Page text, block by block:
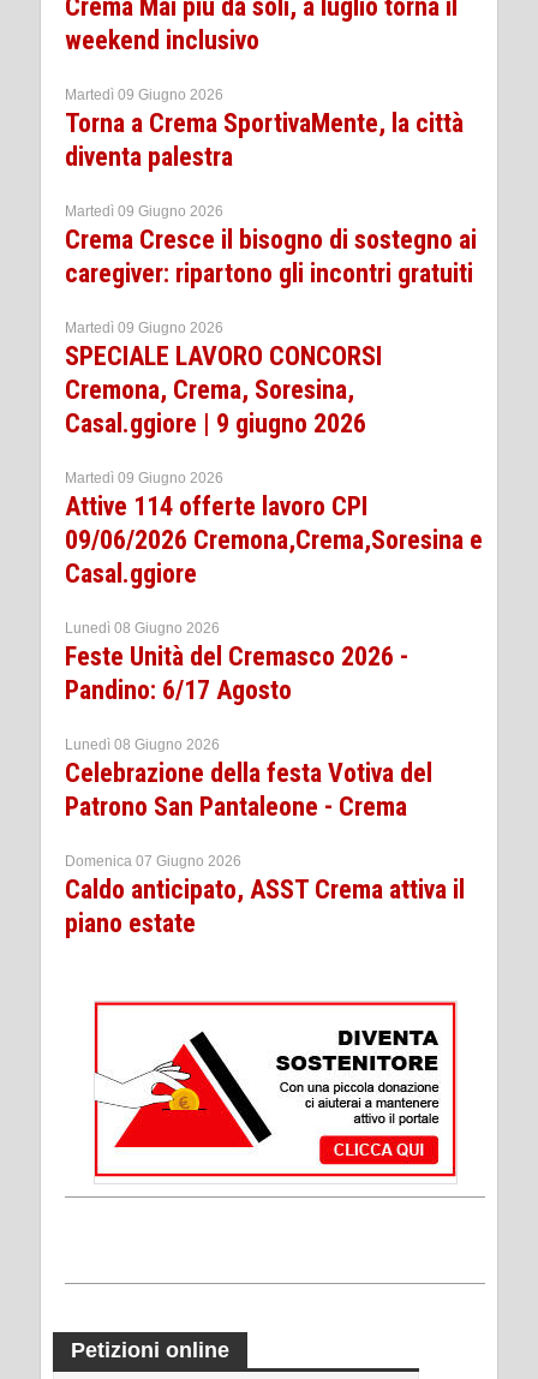
Crema Mai più da soli, a luglio torna il
weekend inclusivo
Martedì 09 Giugno 2026
Torna a Crema SportivaMente, la città
diventa palestra
Martedì 09 Giugno 2026
Crema Cresce il bisogno di sostegno ai
caregiver: ripartono gli incontri gratuiti
Martedì 09 Giugno 2026
SPECIALE LAVORO CONCORSI
Cremona, Crema, Soresina,
Casal.ggiore | 9 giugno 2026
Martedì 09 Giugno 2026
Attive 114 offerte lavoro CPI
09/06/2026 Cremona,Crema,Soresina e
Casal.ggiore
Lunedì 08 Giugno 2026
Feste Unità del Cremasco 2026 -
Pandino: 6/17 Agosto
Lunedì 08 Giugno 2026
Celebrazione della festa Votiva del
Patrono San Pantaleone - Crema
Domenica 07 Giugno 2026
Caldo anticipato, ASST Crema attiva il
piano estate
Petizioni online